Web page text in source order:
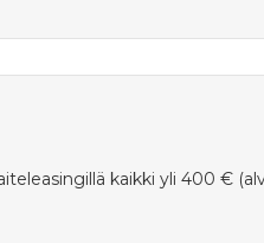
kaikki yli 400 €